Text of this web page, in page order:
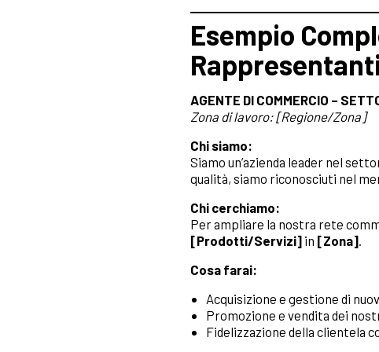
Esempio
Rappresentanti
AGENTE DI COMMERCIO –
Zona di lavoro: [Regione/Zona]
Chi siamo:
Siamo un’azienda leader nel
qualità, siamo riconosciuti nel
Chi cerchiamo:
Per ampliare la nostra rete
[Prodotti/Servizi] in [Zona].
Cosa farai:
Acquisizione e gestione di
Promozione e vendita dei
Fidelizzazione della clientela